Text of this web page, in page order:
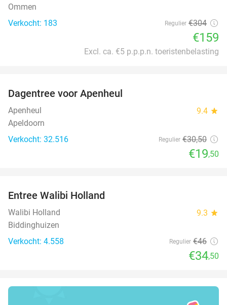
Ommen
Verkocht: 183
Regulier €304
€159
Excl. ca. €5 p.p.p.n. toeristenbelasting
Dagentree voor Apenheul
Apenheul 9.4 star
Apeldoorn
Verkocht: 32.516
Regulier €30,50
€19,50
Entree Walibi Holland
Walibi Holland 9.3 star
Biddinghuizen
Verkocht: 4.558
Regulier €46
€34,50